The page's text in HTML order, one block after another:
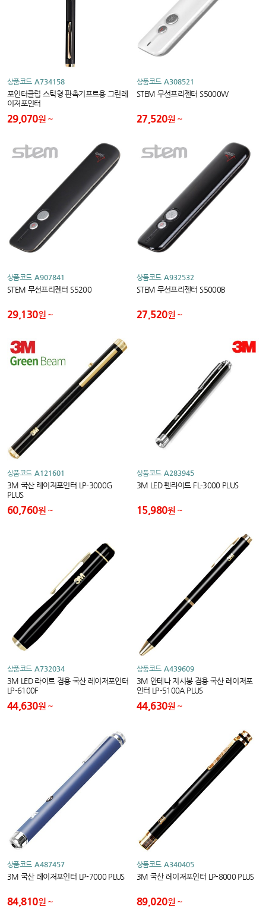
상품코드 A734158
포인터클럽 스틱형 판촉기프트용 그린레
이저포인터
29,070원
상품코드 A308521
STEM 무선프리젠터 S5000W
27,520원
상품코드 A907841
STEM 무선프리젠터 S5200
29,130원
상품코드 A932532
STEM 무선프리젠터 S5000B
27,520원
상품코드 A121601
3M 국산 레이저포인터 LP-3000G
PLUS
60,760원
상품코드 A283945
3M LED 펜라이트 FL-3000 PLUS
15,980원
상품코드 A732034
3M LED 라이트 겸용 국산 레이저포인터
LP-6100F
44,630원
상품코드 A439609
3M 안테나 지시봉 겸용 국산 레이저포
인터 LP-5100A PLUS
44,630원
상품코드 A487457
3M 국산 레이저포인터 LP-7000 PLUS
84,810원
상품코드 A340405
3M 국산 레이저포인터 LP-8000 PLUS
89,020원